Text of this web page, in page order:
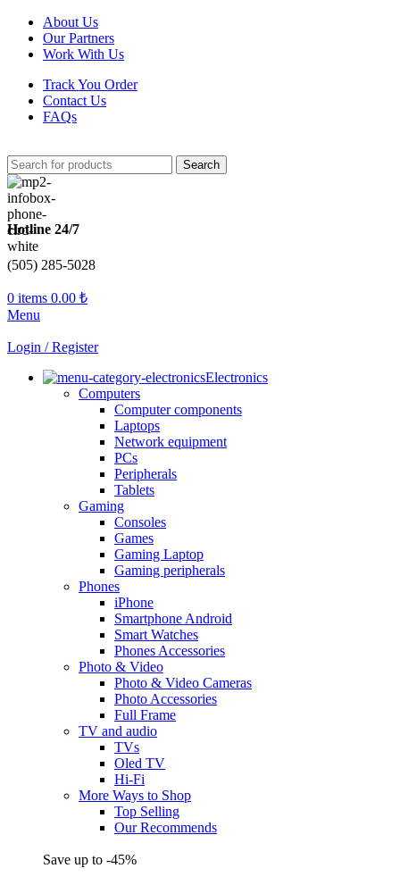
About Us
Our Partners
Work With Us
Track You Order
Contact Us
FAQs
Search
Hotline 24/7
(505) 285-5028
0 items 0.00 ₺
Menu
Login / Register
Electronics
Computers
Computer components
Laptops
Network equipment
PCs
Peripherals
Tablets
Gaming
Consoles
Games
Gaming Laptop
Gaming peripherals
Phones
iPhone
Smartphone Android
Smart Watches
Phones Accessories
Photo & Video
Photo & Video Cameras
Photo Accessories
Full Frame
TV and audio
TVs
Oled TV
Hi-Fi
More Ways to Shop
Top Selling
Our Recommends
Save up to -45%